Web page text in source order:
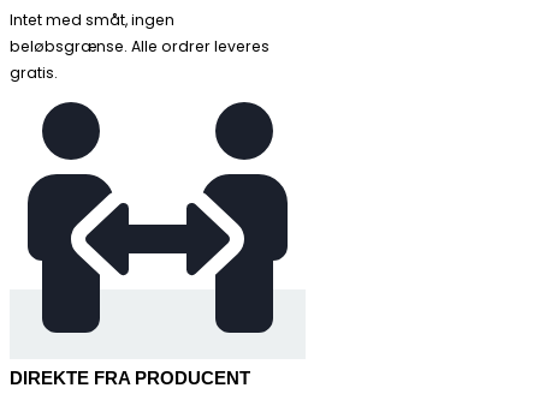
Intet med småt, ingen
beløbsgrænse. Alle ordrer leveres
gratis.
DIREKTE FRA PRODUCENT